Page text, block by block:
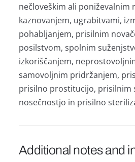
nečloveškim ali poniževalnim
kaznovanjem, ugrabitvami,
pohabljanjem, prisilnim
posilstvom, spolnim
izkoriščanjem,
samovoljnim pridržanjem,
prisilno prostitucijo, prisilnim
nosečnostjo in prisilno
Additional notes and